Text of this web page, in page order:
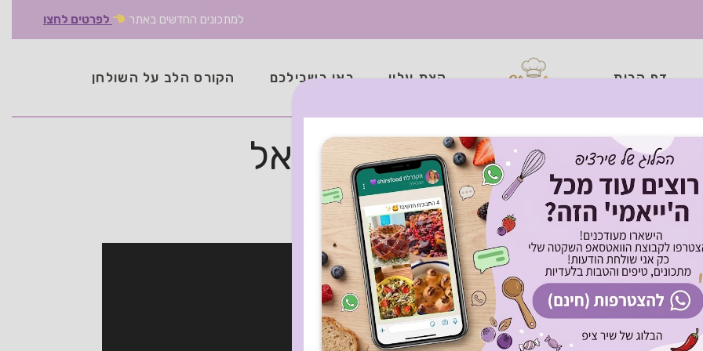
למתכונים החדשים באתר לפרטים לחצו
דף הבית קצת עליי כאן בשבילכם הקורס הלב על השולחן
מסורתי של חמי דניאל